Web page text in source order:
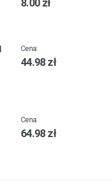
8.00 zł
Cena:
44.98 zł
Cena:
64.98 zł